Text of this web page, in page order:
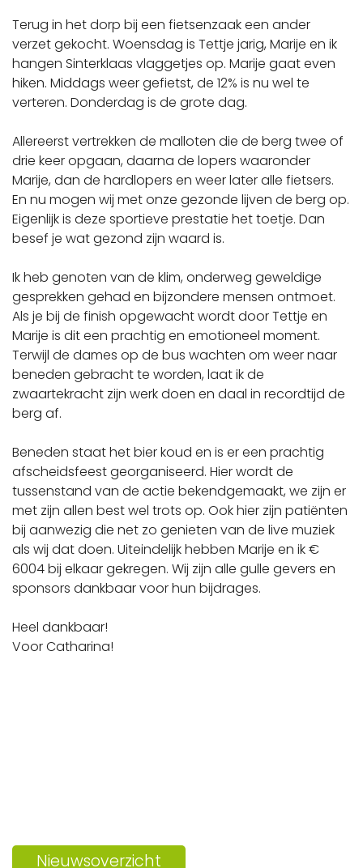
Terug in het dorp bij een fietsenzaak een ander
verzet gekocht. Woensdag is Tettje jarig, Marije en ik
hangen Sinterklaas vlaggetjes op. Marije gaat even
hiken. Middags weer gefietst, de 12% is nu wel te
verteren. Donderdag is de grote dag.
Allereerst vertrekken de malloten die de berg twee of
drie keer opgaan, daarna de lopers waaronder
Marije, dan de hardlopers en weer later alle fietsers.
En nu mogen wij met onze gezonde lijven de berg op.
Eigenlijk is deze sportieve prestatie het toetje. Dan
besef je wat gezond zijn waard is.
Ik heb genoten van de klim, onderweg geweldige
gesprekken gehad en bijzondere mensen ontmoet.
Als je bij de finish opgewacht wordt door Tettje en
Marije is dit een prachtig en emotioneel moment.
Terwijl de dames op de bus wachten om weer naar
beneden gebracht te worden, laat ik de
zwaartekracht zijn werk doen en daal in recordtijd de
berg af.
Beneden staat het bier koud en is er een prachtig
afscheidsfeest georganiseerd. Hier wordt de
tussenstand van de actie bekendgemaakt, we zijn er
met zijn allen best wel trots op. Ook hier zijn patiënten
bij aanwezig die net zo genieten van de live muziek
als wij dat doen. Uiteindelijk hebben Marije en ik €
6004 bij elkaar gekregen. Wij zijn alle gulle gevers en
sponsors dankbaar voor hun bijdrages.
Heel dankbaar!
Voor Catharina!
Nieuwsoverzicht